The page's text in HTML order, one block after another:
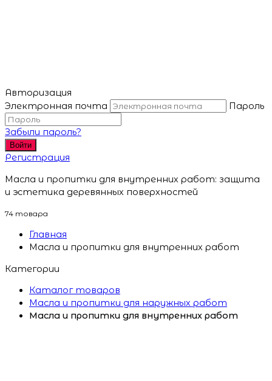
Авторизация
Электронная почта
Пароль
Забыли пароль?
Войти
Регистрация
Масла и пропитки для внутренних работ: защита
и эстетика деревянных поверхностей
74 товара
Главная
Масла и пропитки для внутренних работ
Категории
Каталог товаров
Масла и пропитки для наружных работ
Масла и пропитки для внутренних работ